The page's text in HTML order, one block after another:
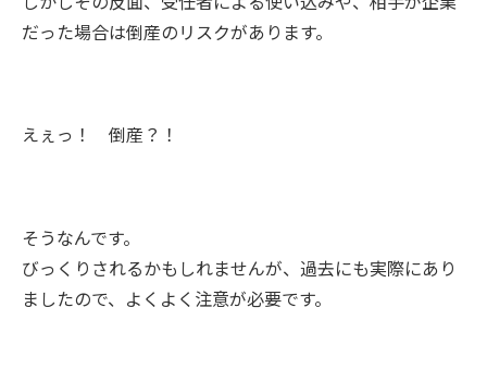
だった場合は倒産のリスクがあります。
えぇっ！ 倒産？！
そうなんです。
びっくりされるかもしれませんが、過去にも実際にあり
ましたので、よくよく注意が必要です。